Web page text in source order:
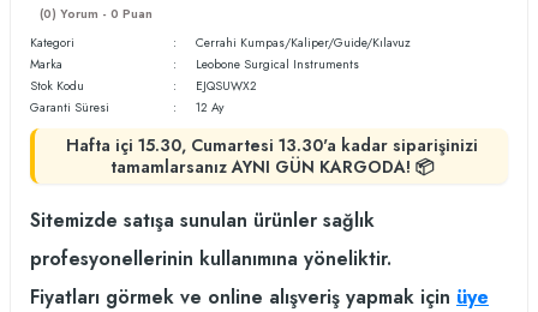
(0) Yorum - 0 Puan
Kategori
Cerrahi Kumpas/Kaliper/Guide/Kılavuz
Marka
Leobone Surgical Instruments
Stok Kodu
EJQSUWX2
Garanti Süresi
12 Ay
Hafta içi 15.30, Cumartesi 13.30'a kadar siparişinizi
tamamlarsanız AYNI GÜN KARGODA! 📦
Sitemizde satışa sunulan ürünler sağlık
profesyonellerinin kullanımına yöneliktir.
Fiyatları görmek ve online alışveriş yapmak için üye